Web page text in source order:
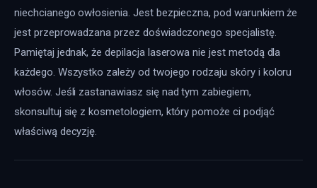
niechcianego owłosienia. Jest bezpieczna, pod warunkiem że
jest przeprowadzana przez doświadczonego specjalistę.
Pamiętaj jednak, że depilacja laserowa nie jest metodą dla
każdego. Wszystko zależy od twojego rodzaju skóry i koloru
włosów. Jeśli zastanawiasz się nad tym zabiegiem,
skonsultuj się z kosmetologiem, który pomoże ci podjąć
właściwą decyzję.